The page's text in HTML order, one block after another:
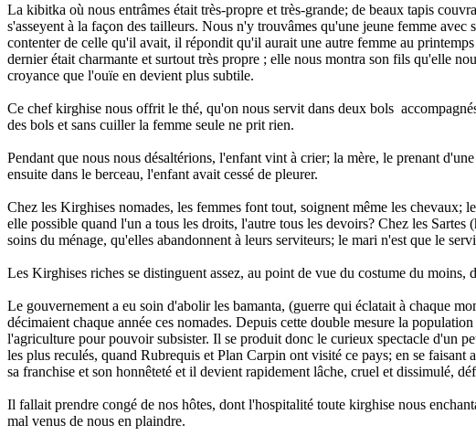
La kibitka où nous entrâmes était très-propre et très-grande; de beaux tapis
s'asseyent à la façon des tailleurs. Nous n'y trouvâmes qu'une jeune femme
contenter de celle qu'il avait, il répondit qu'il aurait une autre femme au
dernier était charmante et surtout très propre ; elle nous montra son fils qu'elle
croyance que l'ouïe en devient plus subtile.
Ce chef kirghise nous offrit le thé, qu'on nous servit dans deux bols
des bols et sans cuiller la femme seule ne prit rien.
Pendant que nous nous désaltérions, l'enfant vint à crier; la mère, le prenant
ensuite dans le berceau, l'enfant avait cessé de pleurer.
Chez les Kirghises nomades, les femmes font tout, soignent même les
elle possible quand l'un a tous les droits, l'autre tous les devoirs? Chez les
soins du ménage, qu'elles abandonnent à leurs serviteurs; le mari n'est que le
Les Kirghises riches se distinguent assez, au point de vue du costume du
Le gouvernement a eu soin d'abolir les bamanta, (guerre qui éclatait à chaque
décimaient chaque année ces nomades. Depuis cette double mesure la
l'agriculture pour pouvoir subsister. Il se produit donc le curieux spectacle d'un
les plus reculés, quand Rubrequis et Plan Carpin ont visité ce pays; en se
sa franchise et son honnêteté et il devient rapidement lâche, cruel et dissimulé,
Il fallait prendre congé de nos hôtes, dont l'hospitalité toute kirghise nous
mal venus de nous en plaindre.